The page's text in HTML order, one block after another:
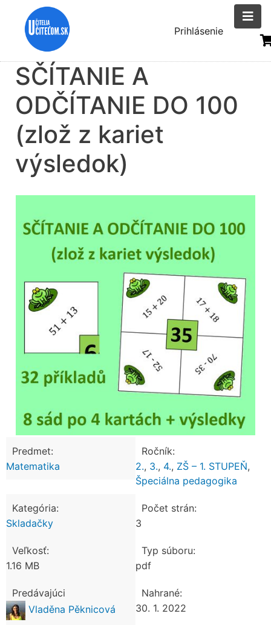
Menu
Prihlásenie
SČÍTANIE A
ODČÍTANIE DO 100
(zlož z kariet
výsledok)
Predmet:
Matematika
Ročník:
2., 3., 4., ZŠ – 1. STUPEŇ,
Špeciálna pedagogika
Kategória:
Skladačky
Počet strán:
3
Veľkosť:
1.16 MB
Typ súboru:
pdf
Predávajúci
Vladěna Pěknicová
Nahrané:
30. 1. 2022